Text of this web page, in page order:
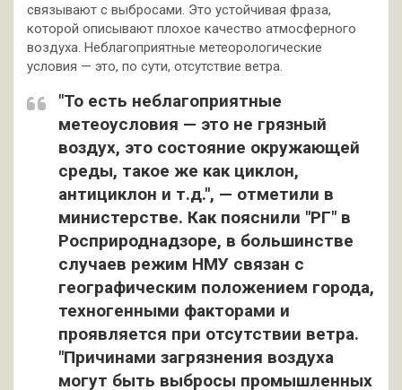
связывают с выбросами. Это устойчивая фраза,
которой описывают плохое качество атмосферного
воздуха. Неблагоприятные метеорологические
условия — это, по сути, отсутствие ветра.
"То есть неблагоприятные
метеоусловия — это не грязный
воздух, это состояние окружающей
среды, такое же как циклон,
антициклон и т.д.", — отметили в
министерстве. Как пояснили "РГ" в
Росприроднадзоре, в большинстве
случаев режим НМУ связан с
географическим положением города,
техногенными факторами и
проявляется при отсутствии ветра.
"Причинами загрязнения воздуха
могут быть выбросы промышленных